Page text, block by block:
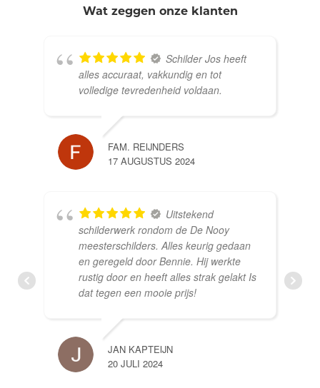
Wat zeggen onze klanten
Schilder Jos heeft
alles accuraat, vakkundig en tot
volledige tevredenheid voldaan.
FAM. REIJNDERS
17 AUGUSTUS 2024
Uitstekend
schilderwerk rondom de De Nooy
meesterschilders. Alles keurig gedaan
en geregeld door Bennie. Hij werkte
rustig door en heeft alles strak gelakt Is
dat tegen een mooie prijs!
JAN KAPTEIJN
20 JULI 2024